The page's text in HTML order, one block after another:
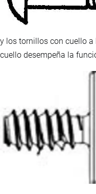
y los tornillos con cuello a
cuello desempeña la